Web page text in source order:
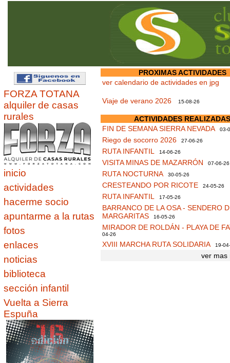
FORZA TOTANA
alquiler de casas
rurales
inicio
actividades
hacerme socio
apuntarme a la rutas
fotos
enlaces
noticias
biblioteca
sección infantil
Vuelta a Sierra
Espuña
PROXIMAS ACTIVIDADES
ver calendario de actividades en jpg
Viaje de verano 2026 15-08-26
ACTIVIDADES REALIZADAS
FIN DE SEMANA SIERRA NEVADA 03-
Riego de socorro 2026 27-06-26
RUTA INFANTIL 14-06-26
VISITA MINAS DE MAZARRÓN 07-06-26
RUTA NOCTURNA 30-05-26
CRESTEANDO POR RICOTE 24-05-26
RUTA INFANTIL 17-05-26
BARRANCO DE LA OSA - SENDERO
MARGARITAS 16-05-26
MIRADOR DE ROLDÁN - PLAYA DE
04-26
XVIII MARCHA RUTA SOLIDARIA 19-
ver mas